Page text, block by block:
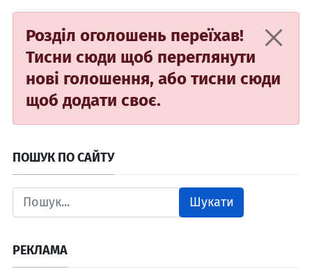
Розділ оголошень переїхав!
Тисни сюди щоб переглянути
нові голошення, або тисни сюди
щоб додати своє.
ПОШУК ПО САЙТУ
Шукати
РЕКЛАМА